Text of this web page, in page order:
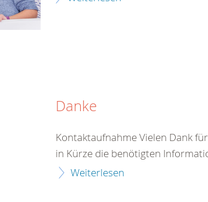
Danke
Kontaktaufnahme Vielen Dank
in Kürze die benötigten
Weiterlesen